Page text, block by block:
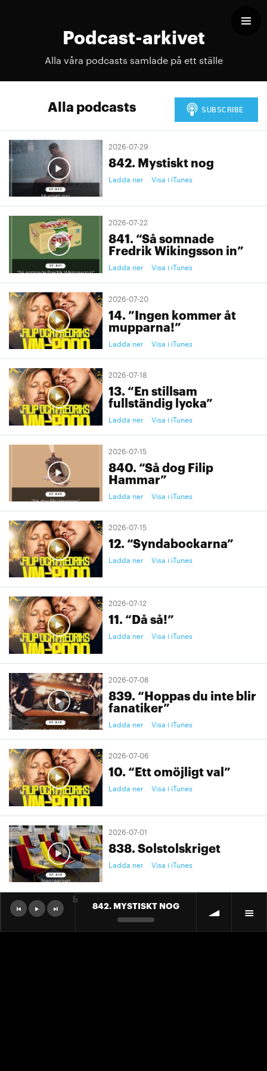
Podcast-arkivet
Alla våra podcasts samlade på ett ställe
Alla podcasts
2026-07-29
842. Mystiskt nog
Ladda ner Visa i iTunes
2026-07-22
841. “Så somnade
Fredrik Wikingsson in”
Ladda ner Visa i iTunes
2026-07-20
14. ”Ingen kommer åt
mupparna!”
Ladda ner Visa i iTunes
2026-07-18
13. “En stillsam
fullständig lycka”
Ladda ner Visa i iTunes
2026-07-15
840. “Så dog Filip
Hammar”
Ladda ner Visa i iTunes
2026-07-15
12. “Syndabockarna”
Ladda ner Visa i iTunes
2026-07-12
11. “Då så!”
Ladda ner Visa i iTunes
2026-07-08
839. “Hoppas du inte blir
fanatiker”
Ladda ner Visa i iTunes
2026-07-06
10. “Ett omöjligt val”
Ladda ner Visa i iTunes
2026-07-01
838. Solstolskriget
Ladda ner Visa i iTunes
2026-07-01
9. "Ett landslag att älska"
842. MYSTISKT NOG
b